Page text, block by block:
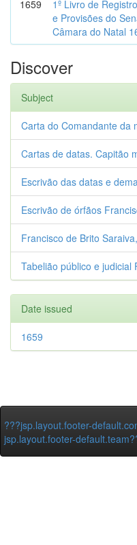
1659
1º Livro de
e Provisões do
Câmara do Natal
Discover
Subject
Carta do Comandante da
Cartas de datas. Capitão
Escrivão das datas e
Escrivão de órfãos
Francisco de Brito
Tabelião público e judicial
Date issued
1659
???jsp.layout.footer-
jsp.layout.footer-